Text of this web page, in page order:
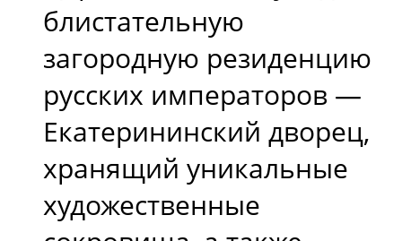
блистательную
загородную резиденцию
русских императоров —
Екатерининский дворец,
хранящий уникальные
художественные